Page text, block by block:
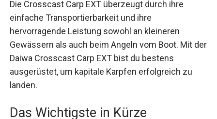
einfache Transportierbarkeit und ihre
hervorragende Leistung sowohl an kleineren
Gewässern als auch beim Angeln vom Boot. Mit
der Daiwa Crosscast Carp EXT bist du bestens
ausgerüstet, um kapitale Karpfen erfolgreich zu
landen.
Das Wichtigste in Kürze